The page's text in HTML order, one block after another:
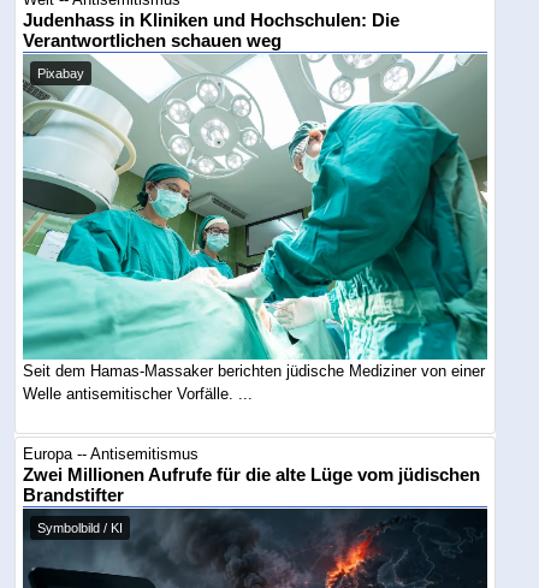
Judenhass in Kliniken und Hochschulen: Die
Verantwortlichen schauen weg
Pixabay
Seit dem Hamas-Massaker berichten jüdische Mediziner von einer
Welle antisemitischer Vorfälle. ...
Europa -- Antisemitismus
Zwei Millionen Aufrufe für die alte Lüge vom jüdischen
Brandstifter
Symbolbild / KI